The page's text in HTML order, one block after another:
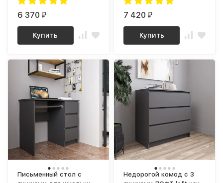
ЭЙЛЕР (IKEA EJLER) МС-1
правый (МП), Графит МС
6 370₽
Купить
аналог ИКЕА ЭЙЛЕР (IKEA
EJLER) МС-6 левый
7 420₽
Купить
Письменный стол с
Недорогой комод с 3